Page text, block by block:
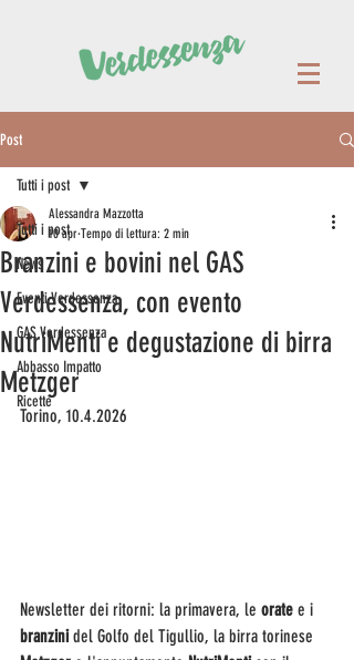
Post
Tutti i post
News
Eventi Verdessenza
GAS Verdessenza
Abbasso Impatto
Ricette
Tutti i post
Branzini e bovini nel GAS
Verdessenza, con evento
NutriMenti e degustazione di birra
Metzger
Alessandra Mazzotta
10 apr Tempo di lettura: 2 min
Torino, 10.4.2026
Newsletter dei ritorni: la primavera, le orate e i
branzini del Golfo del Tigullio, la birra torinese